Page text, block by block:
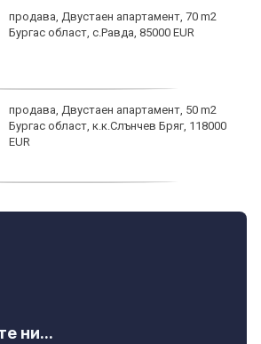
продава, Двустаен апартамент, 70 m2
Бургас област, с.Равда, 85000 EUR
продава, Двустаен апартамент, 50 m2
Бургас област, к.к.Слънчев Бряг, 118000
EUR
ни...